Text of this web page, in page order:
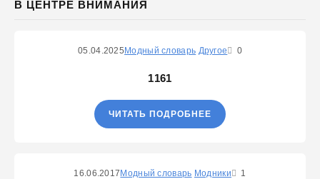
В ЦЕНТРЕ ВНИМАНИЯ
05.04.2025 Модный словарь Другое 0
1161
ЧИТАТЬ ПОДРОБНЕЕ
16.06.2017 Модный словарь Модники 1